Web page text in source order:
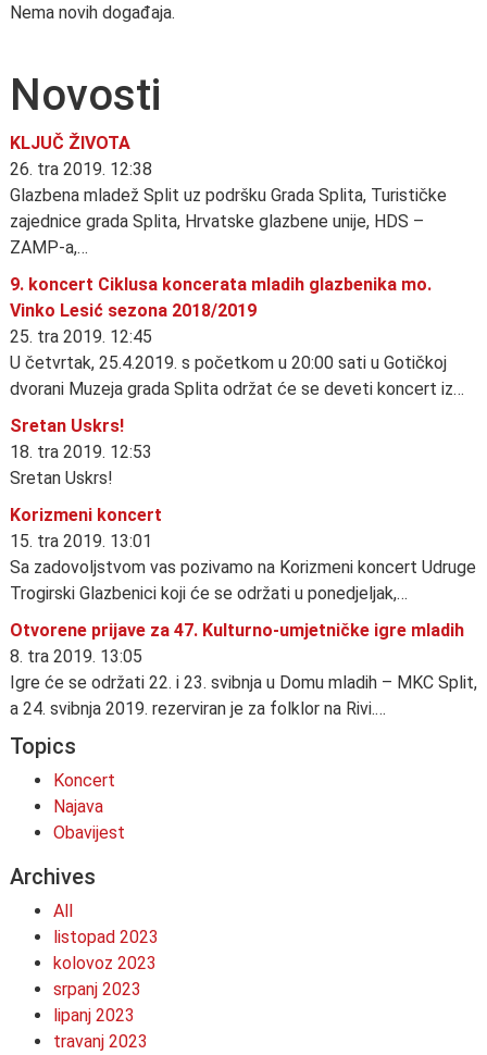
Nema novih događaja.
Novosti
KLJUČ ŽIVOTA
26. tra 2019. 12:38
Glazbena mladež Split uz podršku Grada Splita, Turističke
zajednice grada Splita, Hrvatske glazbene unije, HDS –
ZAMP-a,…
9. koncert Ciklusa koncerata mladih glazbenika mo.
Vinko Lesić sezona 2018/2019
25. tra 2019. 12:45
U četvrtak, 25.4.2019. s početkom u 20:00 sati u Gotičkoj
dvorani Muzeja grada Splita održat će se deveti koncert iz…
Sretan Uskrs!
18. tra 2019. 12:53
Sretan Uskrs!
Korizmeni koncert
15. tra 2019. 13:01
Sa zadovoljstvom vas pozivamo na Korizmeni koncert Udruge
Trogirski Glazbenici koji će se održati u ponedjeljak,…
Otvorene prijave za 47. Kulturno-umjetničke igre mladih
8. tra 2019. 13:05
Igre će se održati 22. i 23. svibnja u Domu mladih – MKC Split,
a 24. svibnja 2019. rezerviran je za folklor na Rivi.…
Topics
Koncert
Najava
Obavijest
Archives
All
listopad 2023
kolovoz 2023
srpanj 2023
lipanj 2023
travanj 2023